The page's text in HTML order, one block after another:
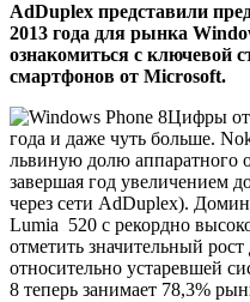
AdDuplex представили
2013 года для рынка
ознакомиться с ключевой
смартфонов от Microsoft.
Цифры
года и даже чуть больше.
львиную долю аппаратного
завершая год увеличением
через сети AdDuplex).
Lumia 520 с рекордно
отметить значительный
относительно устаревшей
8 теперь занимает 78,3%